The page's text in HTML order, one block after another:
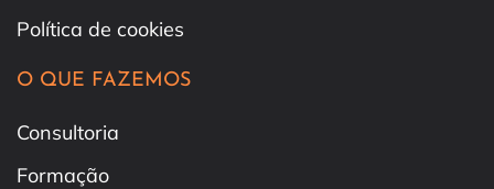
Política de cookies
O QUE FAZEMOS
Consultoria
Formação